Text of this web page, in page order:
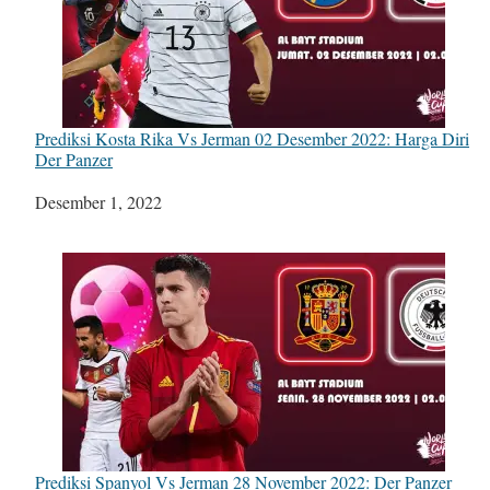
Prediksi Kosta Rika Vs Jerman 02 Desember 2022: Harga Diri
Der Panzer
Tanggal
Desember 1, 2022
Prediksi Spanyol Vs Jerman 28 November 2022: Der Panzer